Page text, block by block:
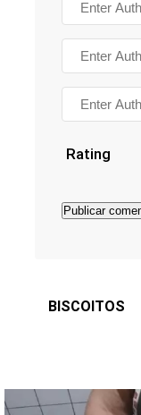
Rating
BISCOITOS